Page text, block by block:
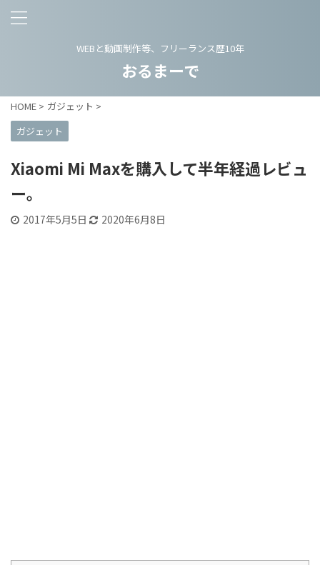
WEBと動画制作等、フリーランス歴10年
おるまーで
HOME > ガジェット >
ガジェット
Xiaomi Mi Maxを購入して半年経過レビュ
ー。
2017年5月5日 2020年6月8日